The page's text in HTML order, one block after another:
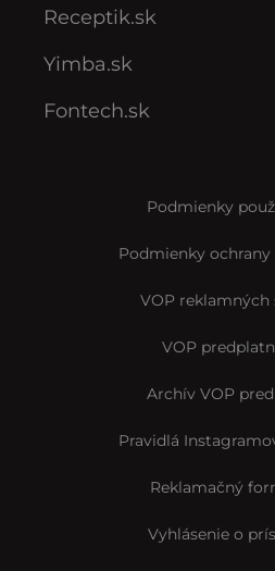
Receptik.sk
Yimba.sk
Fontech.sk
Podmienky
Podmienky
VOP reklamných
VOP
Archív VOP
Pravidlá
Reklamačný
Vyhlásenie o